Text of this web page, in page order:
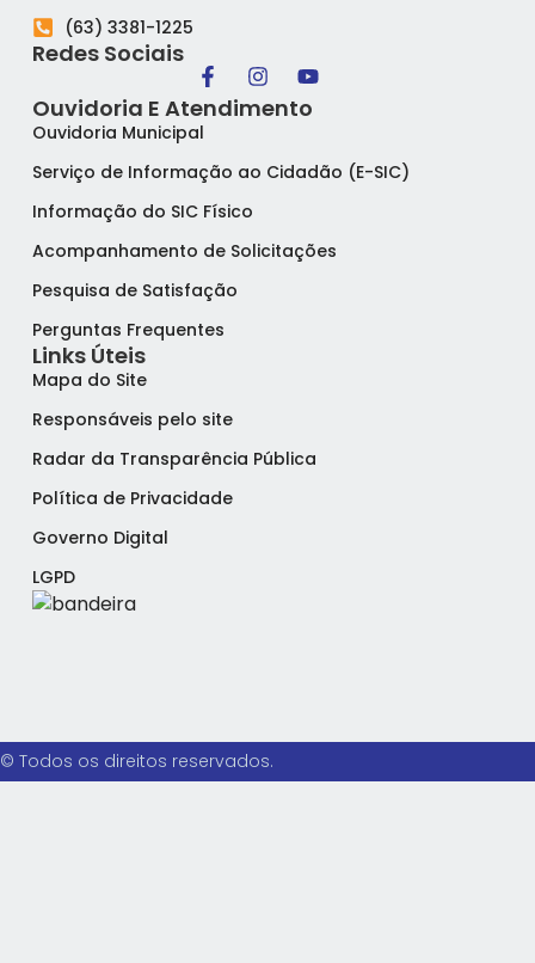
(63) 3381-1225
Redes Sociais
Ouvidoria E Atendimento
Ouvidoria Municipal
Serviço de Informação ao Cidadão (E-SIC)
Informação do SIC Físico
Acompanhamento de Solicitações
Pesquisa de Satisfação
Perguntas Frequentes
Links Úteis
Mapa do Site
Responsáveis pelo site
Radar da Transparência Pública
Política de Privacidade
Governo Digital
LGPD
© Todos os direitos reservados.